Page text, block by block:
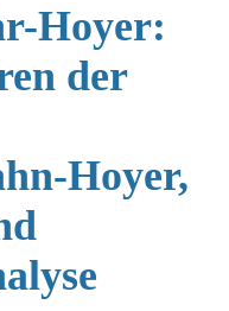
Hoyer:
der
Hoyer,